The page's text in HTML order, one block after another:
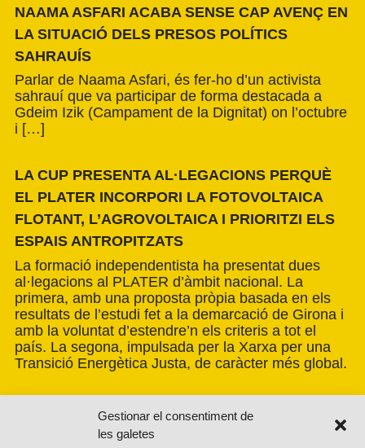
Gestionar el consentiment de
les galetes
NAAMA ASFARI ACABA SENSE CAP AVENÇ EN
LA SITUACIÓ DELS PRESOS POLÍTICS
SAHRAUÍS
Parlar de Naama Asfari, és fer-ho d’un activista
sahrauí que va participar de forma destacada a
Gdeim Izik (Campament de la Dignitat) on l’octubre
i […]
LA CUP PRESENTA AL·LEGACIONS PERQUÈ
EL PLATER INCORPORI LA FOTOVOLTAICA
FLOTANT, L’AGROVOLTAICA I PRIORITZI ELS
ESPAIS ANTROPITZATS
La formació independentista ha presentat dues
al·legacions al PLATER d’àmbit nacional. La
primera, amb una proposta pròpia basada en els
resultats de l’estudi fet a la demarcació de Girona i
amb la voluntat d’estendre’n els criteris a tot el
país. La segona, impulsada per la Xarxa per una
Transició Energètica Justa, de caràcter més global.